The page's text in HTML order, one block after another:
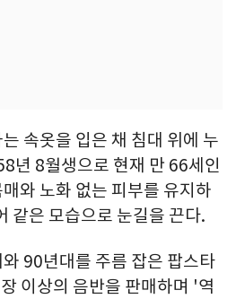
속옷을 입은 채 침대 위에 누
년 8월생으로 현재 만 66세인
와 노화 없는 피부를 유지하
같은 모습으로 눈길을 끈다.
90년대를 주름 잡은 팝스타
이상의 음반을 판매하며 '역